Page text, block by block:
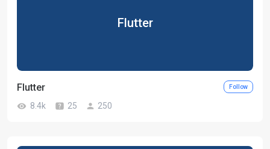
Flutter
Flutter Follow
8.4k 25 250